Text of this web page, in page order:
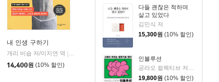
다들 괜찮은 척하며
살고 있었다
김민식 저
15,300원 (10% 할인)
인볼루션
공라오 컬렉티브 저/홍명교 역
19,800원 (10% 할인)
우스
내 인생 구하기
개리 비숍 저/이지연 역
웅진지식하우스
14,400원 (10% 할인)